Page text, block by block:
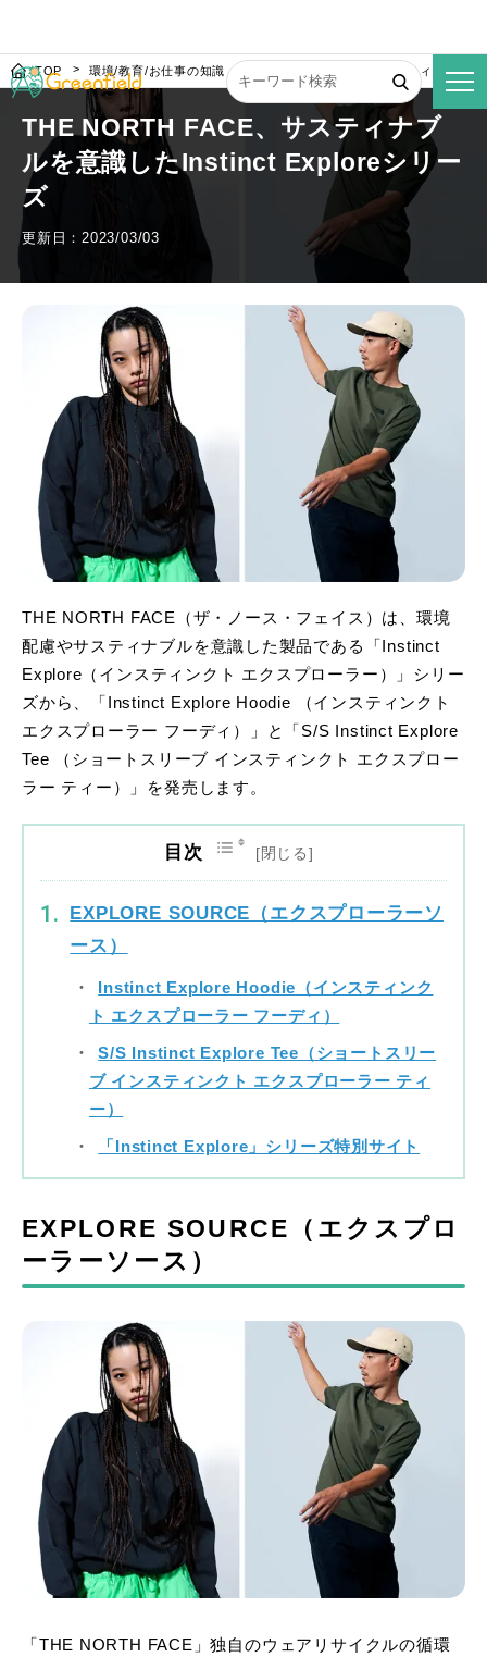
TOP 環境/教育/お仕事の知識 THE NORTH FACE、サスティナブル
THE NORTH FACE、サスティナブ
ルを意識したInstinct Exploreシリー
ズ
更新日：2023/03/03
THE NORTH FACE（ザ・ノース・フェイス）は、環境
配慮やサスティナブルを意識した製品である「Instinct
Explore（インスティンクト エクスプローラー）」シリー
ズから、「Instinct Explore Hoodie （インスティンクト
エクスプローラー フーディ）」と「S/S Instinct Explore
Tee （ショートスリーブ インスティンクト エクスプロー
ラー ティー）」を発売します。
目次
EXPLORE SOURCE（エクスプローラーソ
ース）
Instinct Explore Hoodie（インスティンク
ト エクスプローラー フーディ）
S/S Instinct Explore Tee（ショートスリー
ブ インスティンクト エクスプローラー ティ
ー）
「Instinct Explore」シリーズ特別サイト
EXPLORE SOURCE（エクスプロ
ーラーソース）
「THE NORTH FACE」独自のウェアリサイクルの循環